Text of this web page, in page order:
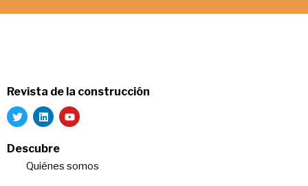
Revista de la construcción
Descubre
Quiénes somos